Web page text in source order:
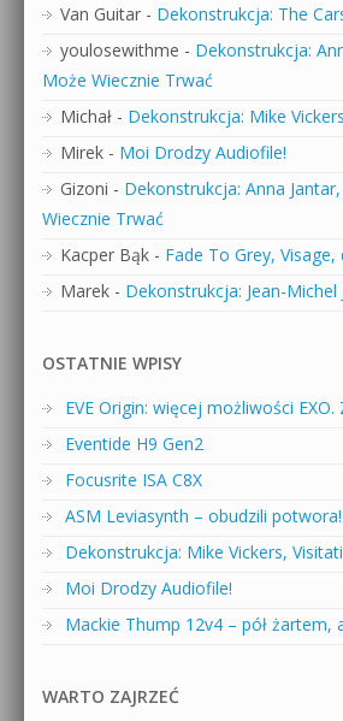
Van Guitar - Dekonstrukcja: The
youlosewithme - Dekonstrukcja:
Może Wiecznie Trwać
Michał - Dekonstrukcja: Mike
Mirek - Moi Drodzy Audiofile!
Gizoni - Dekonstrukcja: Anna
Wiecznie Trwać
Kacper Bąk - Fade To Grey,
Marek - Dekonstrukcja: Jean-Michel
OSTATNIE WPISY
EVE Origin: więcej możliwości EXO.
Eventide H9 Gen2
Focusrite ISA C8X
ASM Leviasynth – obudzili potwora!
Dekonstrukcja: Mike Vickers,
Moi Drodzy Audiofile!
Mackie Thump 12v4 – pół żartem,
WARTO ZAJRZEĆ